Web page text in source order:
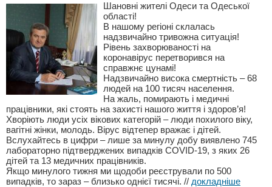
Шановні жителі Одеси та Одеської
області!
В нашому регіоні склалась
надзвичайно тривожна ситуація!
Рівень захворюваності на
коронавірус перетворився на
справжнє цунамі!
Надзвичайно висока смертність – 68
людей на 100 тисяч населення.
На жаль, помирають і медичні
працівники, які стоять на захисті нашого життя і здоров’я!
Хворіють люди усіх вікових категорій – люди похилого віку,
вагітні жінки, молодь. Вірус відтепер вражає і дітей.
Вслухайтесь в цифри – лише за минулу добу виявлено 745
лабораторно підтверджених випадків COVID-19, з яких 26
дітей та 13 медичних працівників.
Якщо минулого тижня ми щодоби реєстрували по 500
випадків, то зараз – близько однієї тисячі. // докладніше